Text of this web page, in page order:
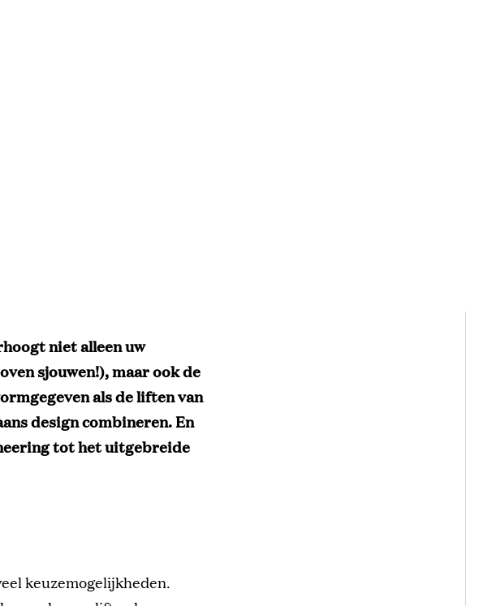
ogt niet alleen uw
sjouwen!), maarook de
als de liftenvan
design combineren. En
tothetuitgebreide
keuzemogelijkheden.